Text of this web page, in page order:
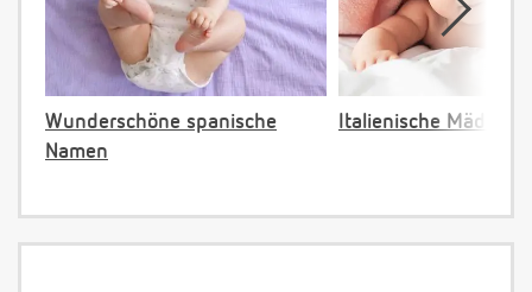
Wunderschöne spanische
Namen
Italienische